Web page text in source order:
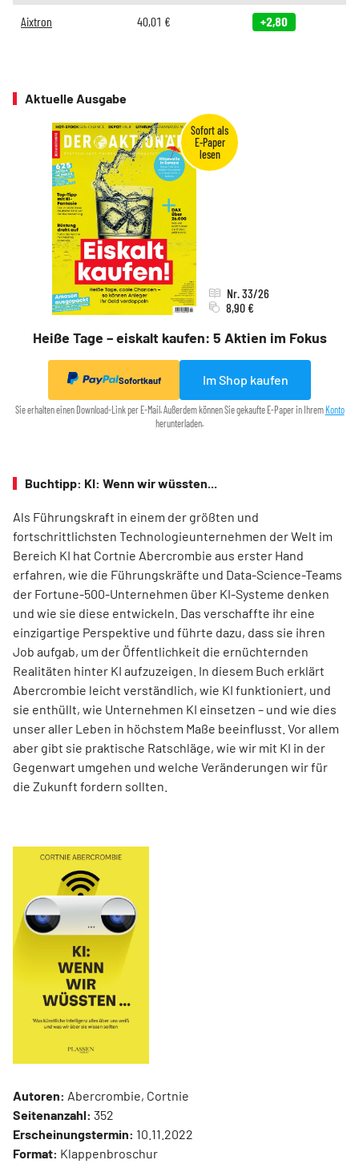
Aixtron 40,01 € +2,80
Aktuelle Ausgabe
Heiße Tage – eiskalt kaufen: 5 Aktien im Fokus
Nr. 33/26
8,90 €
Sofortkauf Im Shop kaufen
Sie erhalten einen Download-Link per E-Mail. Außerdem können Sie gekaufte E-Paper in Ihrem Konto
herunterladen.
Buchtipp: KI: Wenn wir wüssten...
Als Führungskraft in einem der größten und
fortschrittlichsten ­Technologieunternehmen der Welt im
Bereich KI hat Cortnie ­Abercrombie aus erster Hand
erfahren, wie die Führungskräfte und Data-Science-Teams
der Fortune-500-Unternehmen über KI-Systeme denken
und wie sie diese entwickeln. Das verschaffte ihr eine
einzigartige Perspektive und führte dazu, dass sie ihren
Job aufgab, um der Öffentlichkeit die ernüchternden
Realitäten hinter KI aufzuzeigen. In diesem Buch erklärt
Abercrombie leicht verständlich, wie KI funktioniert, und
sie enthüllt, wie Unternehmen KI einsetzen – und wie dies
unser aller Leben in höchstem Maße beeinflusst. Vor allem
aber gibt sie praktische Ratschläge, wie wir mit KI in der
Gegenwart umgehen und welche Veränderungen wir für
die Zukunft fordern sollten.
Autoren: Abercrombie, Cortnie
Seitenanzahl: 352
Erscheinungstermin: 10.11.2022
Format: Klappenbroschur